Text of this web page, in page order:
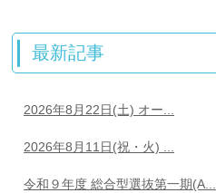
最新記事
2026年8月22日(土) オー...
2026年8月11日(祝・火) ...
令和９年度 総合型選抜第一期(A...